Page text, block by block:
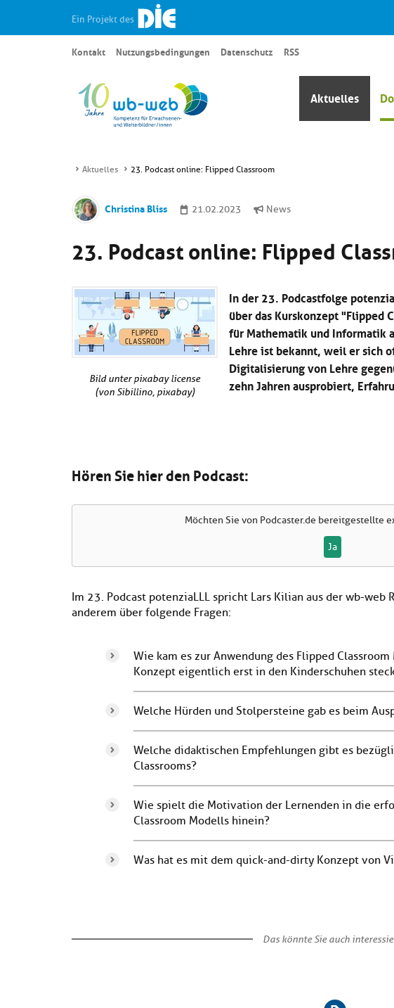
Ein Projekt des
Aktuelles
Kontakt Nutzungsbedingungen Datenschutz RSS
Aktuelles 23. Podcast online: Flipped Classroom
Christina Bliss 21.02.2023 News
23. Podcast online: Flipped
Bild unter pixabay license
(von Sibillino, pixabay)
In der 23. Podcastfolge
über das Kurskonzept "Flipped
für Mathematik und Informatik
Lehre ist bekannt, weil er sich
Digitalisierung von Lehre
zehn Jahren ausprobiert,
Hören Sie hier den Podcast:
Möchten Sie von Podcaster.de bereitgestellte
Ja
Im 23. Podcast potenziaLLL spricht Lars Kilian aus der wb-web
anderem über folgende Fragen:
Wie kam es zur Anwendung des Flipped
Konzept eigentlich erst in den Kinderschuhen
Welche Hürden und Stolpersteine gab es beim
Welche didaktischen Empfehlungen gibt es
Classrooms?
Wie spielt die Motivation der Lernenden in die
Classroom Modells hinein?
Was hat es mit dem quick-and-dirty Konzept von
Das könnte Sie auch